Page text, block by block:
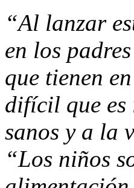
“Al lanzar
en los
que tienen
difícil que
sanos y a la
“Los niños